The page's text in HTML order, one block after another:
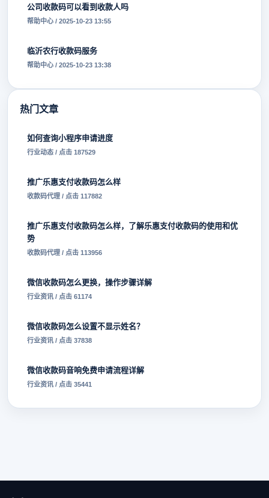
公司收款码可以看到收款人吗
帮助中心 / 2025-10-23 13:55
临沂农行收款码服务
帮助中心 / 2025-10-23 13:38
热门文章
如何查询小程序申请进度
行业动态 / 点击 187529
推广乐惠支付收款码怎么样
收款码代理 / 点击 117882
推广乐惠支付收款码怎么样，了解乐惠支付收款码的使用和优
势
收款码代理 / 点击 113956
微信收款码怎么更换，操作步骤详解
行业资讯 / 点击 61174
微信收款码怎么设置不显示姓名？
行业资讯 / 点击 37838
微信收款码音响免费申请流程详解
行业资讯 / 点击 35441